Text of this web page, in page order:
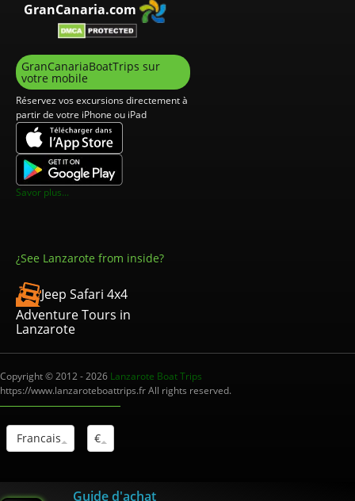
GranCanaria.com
GranCanariaBoatTrips sur
votre mobile
Réservez vos excursions directement à
partir de votre iPhone ou iPad
Savor plus...
¿See Lanzarote from inside?
Jeep Safari 4x4
Adventure Tours in
Lanzarote
Copyright © 2012 - 2026 Lanzarote Boat Trips
https://www.lanzaroteboattrips.fr All rights reserved.
Francais €
Interm.Turistico: I-0004012.1
Guide d'achat